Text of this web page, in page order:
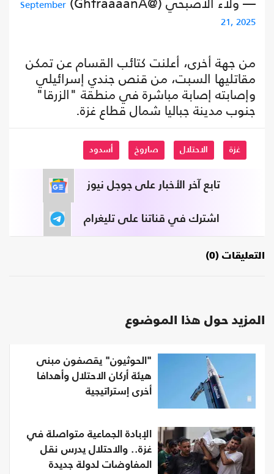
September
21, 2025
من جهة أخرى، أعلنت كتائب القسام عن تمكن
مقاتليها السبت، من قنص جندي إسرائيلي
وإصابته إصابة مباشرة في منطقة "الزرقا"
جنوب مدينة جباليا شمال قطاع غزة.
غزة الاحتلال صاروخ أسدود
تابع آخر الأخبار على جوجل نيوز
اشترك في قناتنا على تليغرام
التعليقات (0)
المزيد حول هذا الموضوع
"الحوثيون" يقصفون مبنى
هيئة أركان الاحتلال وأهدافا
أخرى إستراتيجية
الإبادة الجماعية متواصلة في
غزة.. والاحتلال يدرس نقل
المفاوضات لدولة جديدة